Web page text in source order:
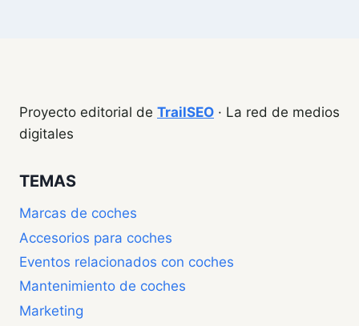
Proyecto editorial de TrailSEO · La red de medios
digitales
TEMAS
Marcas de coches
Accesorios para coches
Eventos relacionados con coches
Mantenimiento de coches
Marketing